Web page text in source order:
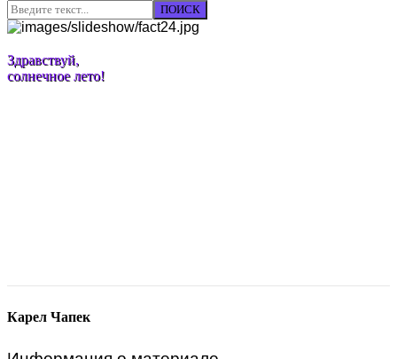
ПОИСК
Здравствуй,
солнечное лето!
Карел Чапек